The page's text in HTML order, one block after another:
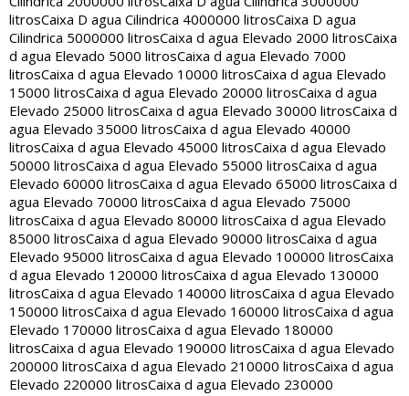
litrosCaixa D agua Cilindrica 4000000 litrosCaixa D agua
Cilindrica 5000000 litrosCaixa d agua Elevado 2000 litrosCaixa
d agua Elevado 5000 litrosCaixa d agua Elevado 7000
litrosCaixa d agua Elevado 10000 litrosCaixa d agua Elevado
15000 litrosCaixa d agua Elevado 20000 litrosCaixa d agua
Elevado 25000 litrosCaixa d agua Elevado 30000 litrosCaixa d
agua Elevado 35000 litrosCaixa d agua Elevado 40000
litrosCaixa d agua Elevado 45000 litrosCaixa d agua Elevado
50000 litrosCaixa d agua Elevado 55000 litrosCaixa d agua
Elevado 60000 litrosCaixa d agua Elevado 65000 litrosCaixa d
agua Elevado 70000 litrosCaixa d agua Elevado 75000
litrosCaixa d agua Elevado 80000 litrosCaixa d agua Elevado
85000 litrosCaixa d agua Elevado 90000 litrosCaixa d agua
Elevado 95000 litrosCaixa d agua Elevado 100000 litrosCaixa
d agua Elevado 120000 litrosCaixa d agua Elevado 130000
litrosCaixa d agua Elevado 140000 litrosCaixa d agua Elevado
150000 litrosCaixa d agua Elevado 160000 litrosCaixa d agua
Elevado 170000 litrosCaixa d agua Elevado 180000
litrosCaixa d agua Elevado 190000 litrosCaixa d agua Elevado
200000 litrosCaixa d agua Elevado 210000 litrosCaixa d agua
Elevado 220000 litrosCaixa d agua Elevado 230000